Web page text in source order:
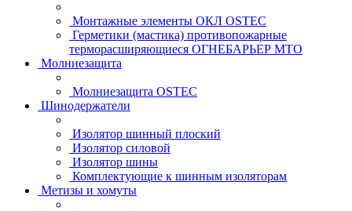
Монтажные элементы ОКЛ OSTEC
Герметики (мастика) противопожарные
терморасширяющиеся ОГНЕБАРЬЕР МТО
Молниезащита
Молниезащита OSTEC
Шинодержатели
Изолятор шинный плоский
Изолятор силовой
Изолятор шины
Комплектующие к шинным изоляторам
Метизы и хомуты